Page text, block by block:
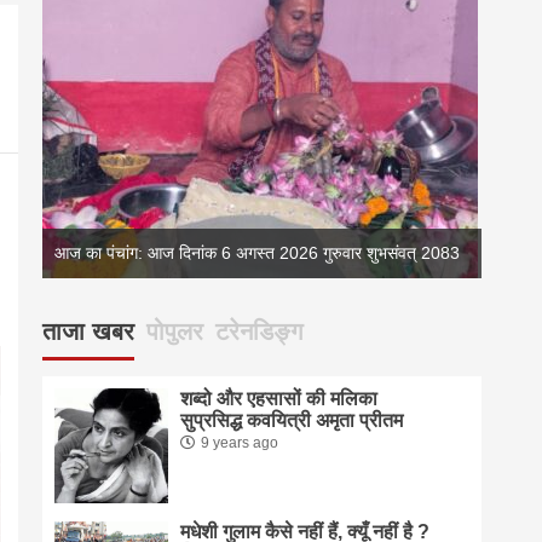
आज का पंचांग: आज दिनांक 6 अगस्त 2026 गुरुवार शुभसंवत् 2083
ताजा खबर पोपुलर टरेनडिङ्ग
शब्दो और एहसासों की मलिका
सुप्रसिद्ध कवयित्री अमृता प्रीतम
9 years ago
मधेशी गुलाम कैसे नहीं हैं, क्यूँ नहीं है ?